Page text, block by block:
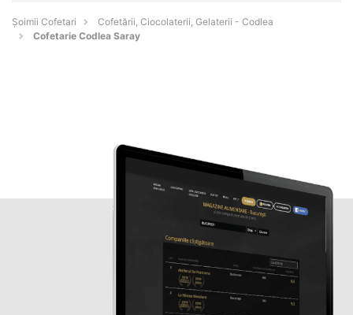
Șoimii Cofetari
Cofetării, Ciocolaterii, Gelaterii - Codlea
Cofetarie Codlea Saray